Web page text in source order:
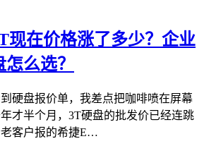
现在价格涨了多少？企业
么选？
硬盘报价单，我差点把咖啡喷在屏幕
才半个月，3T硬盘的批发价已经连跳
客户报的希捷E…